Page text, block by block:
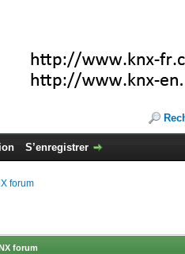
S’enregistrer
forum
forum